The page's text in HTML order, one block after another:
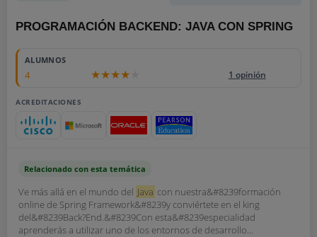
PROGRAMACIÓN BACKEND: JAVA CON SPRING
ALUMNOS
4 1 opinión
ACREDITACIONES
Relacionado con esta temática
Ve más allá en el mundo del Java con nuestra&#8239formación
online de Spring Framework&#8239y conviértete en el king
del&#8239Back?End.&#8239Con esta&#8239especialidad
aprenderás a utilizar uno de los entornos de desarrollo...